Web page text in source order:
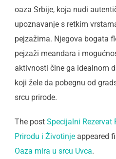
oaza Srbije, koja nudi
upoznavanje s retkim
pejzažima. Njegova bogata
pejzaži meandara i
aktivnosti čine ga idealnom
koji žele da pobegnu od
srcu prirode.
The post Specijalni Rezervat
Prirodu i Životinje appeared
Oaza mira u srcu Uvca.